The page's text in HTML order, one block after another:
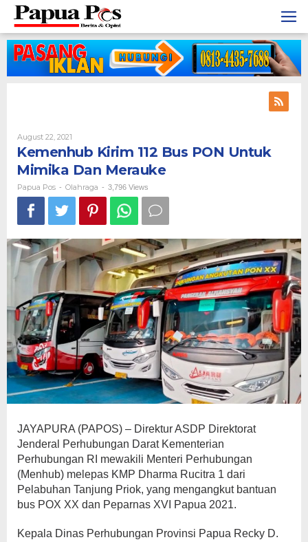
Skip
content
August 22, 2021
Papua
Pos
Kemenhub Kirim 112 Bus PON Untuk
Mimika Dan Merauke
Papua Pos - Olahraga - 3,796 Views
JAYAPURA (PAPOS) – Direktur ASDP Direktorat
Jenderal Perhubungan Darat Kementerian
Perhubungan RI mewakili Menteri Perhubungan
(Menhub) melepas KMP Dharma Rucitra 1 dari
Pelabuhan Tanjung Priok, yang mengangkut bantuan
bus POX XX dan Peparnas XVI Papua 2021.
Kepala Dinas Perhubungan Provinsi Papua Recky D.